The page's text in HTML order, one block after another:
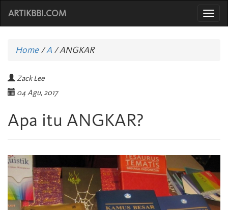
ARTIKBBI.COM
Home/A /ANGKAR
Zack Lee
04 Agu, 2017
Apa itu ANGKAR?